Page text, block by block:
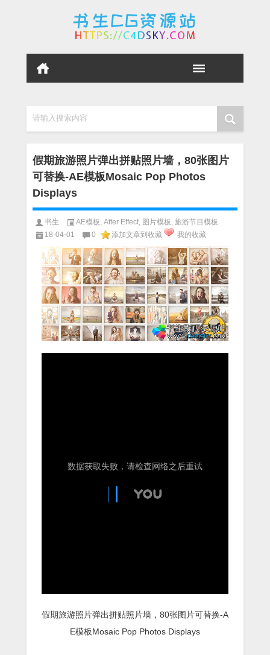
请输入搜索内容
假期旅游照片弹出拼贴照片墙，80张图片
可替换-AE模板Mosaic Pop Photos
Displays
书生 AE模板 After Effect 图片模板 旅游节目模板
18-04-01
0 添加文章到收藏 我的收藏
假期旅游照片弹出拼贴照片墙，80张图片可替换-A
E模板Mosaic Pop Photos Displays